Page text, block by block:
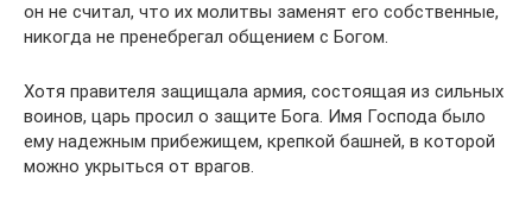
он не считал, что их молитвы заменят его собственные,
никогда не пренебрегал общением с Богом.
Хотя правителя защищала армия, состоящая из сильных
воинов, царь просил о защите Бога. Имя Господа было
ему надежным прибежищем, крепкой башней, в которой
можно укрыться от врагов.